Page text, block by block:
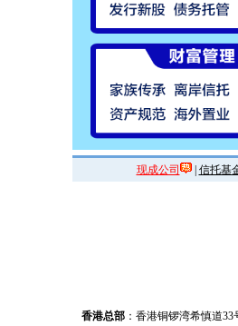
现成公司 | 信托基
香港总部 ：香港铜锣湾希慎道